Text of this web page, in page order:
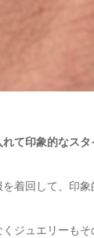
て印象的なスタ
着回して、印
ジュエリーも